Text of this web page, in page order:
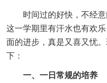
时间过的好快，不经
这一学期里有汗水也有欢
面的进步，真是又喜又忧
下：
一、一日常规的培养